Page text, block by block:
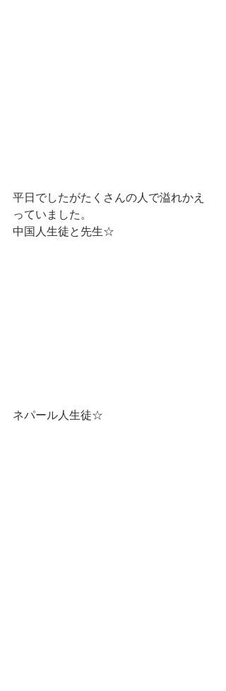
平日でしたがたくさんの人で溢れかえ
っていました。
中国人生徒と先生☆
ネパール人生徒☆